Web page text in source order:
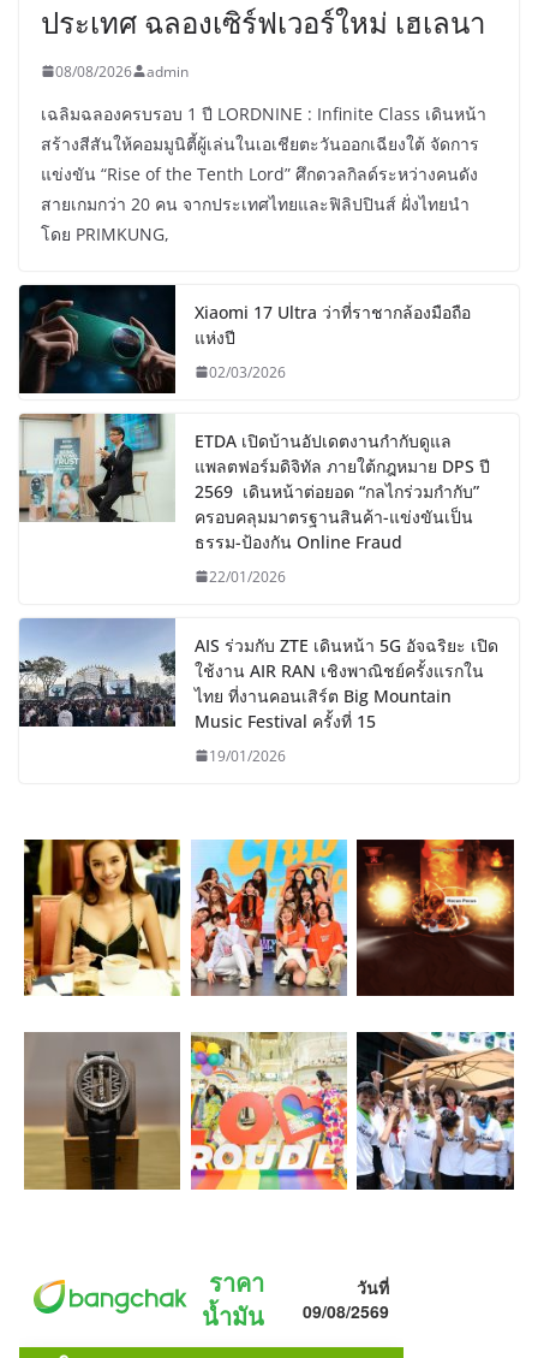
ประเทศ ฉลองเซิร์ฟเวอร์ใหม่ เฮเลนา
08/08/2026 admin
เฉลิมฉลองครบรอบ 1 ปี LORDNINE : Infinite Class เดินหน้า
สร้างสีสันให้คอมมูนิตี้ผู้เล่นในเอเชียตะวันออกเฉียงใต้ จัดการ
แข่งขัน “Rise of the Tenth Lord” ศึกดวลกิลด์ระหว่างคนดัง
สายเกมกว่า 20 คน จากประเทศไทยและฟิลิปปินส์ ฝั่งไทยนำ
โดย PRIMKUNG,
Xiaomi 17 Ultra ว่าที่ราชากล้องมือถือ
แห่งปี
02/03/2026
ETDA เปิดบ้านอัปเดตงานกำกับดูแล
แพลตฟอร์มดิจิทัล ภายใต้กฎหมาย DPS ปี
2569 เดินหน้าต่อยอด “กลไกร่วมกำกับ”
ครอบคลุมมาตรฐานสินค้า-แข่งขันเป็น
ธรรม-ป้องกัน Online Fraud
22/01/2026
AIS ร่วมกับ ZTE เดินหน้า 5G อัจฉริยะ เปิด
ใช้งาน AIR RAN เชิงพาณิชย์ครั้งแรกใน
ไทย ที่งานคอนเสิร์ต Big Mountain
Music Festival ครั้งที่ 15
19/01/2026